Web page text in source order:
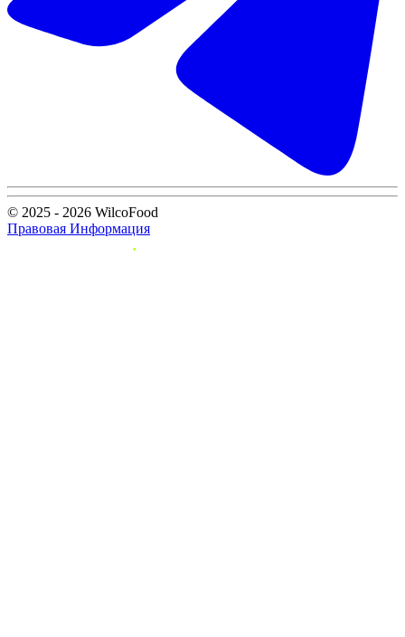
© 2025 - 2026 WilcoFood
Правовая Информация